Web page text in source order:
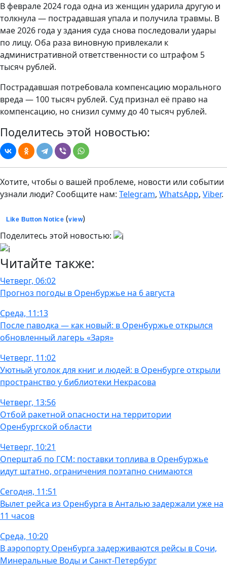
В феврале 2024 года одна из женщин ударила другую и
толкнула — пострадавшая упала и получила травмы. В
мае 2026 года у здания суда снова последовали удары
по лицу. Оба раза виновную привлекали к
административной ответственности со штрафом 5
тысяч рублей.
Пострадавшая потребовала компенсацию морального
вреда — 100 тысяч рублей. Суд признал её право на
компенсацию, но снизил сумму до 40 тысяч рублей.
Поделитесь этой новостью:
Хотите, чтобы о вашей проблеме, новости или событии
узнали люди? Сообщите нам: Telegram, WhatsApp, Viber.
Like Button Notice (view)
Поделитесь этой новостью:
Читайте также:
Четверг, 06:02
Прогноз погоды в Оренбуржье на 6 августа
Среда, 11:13
После паводка — как новый: в Оренбуржье открылся
обновленный лагерь «Заря»
Четверг, 11:02
Уютный уголок для книг и людей: в Оренбурге открыли
пространство у библиотеки Некрасова
Четверг, 13:56
Отбой ракетной опасности на территории
Оренбургской области
Четверг, 10:21
Оперштаб по ГСМ: поставки топлива в Оренбуржье
идут штатно, ограничения поэтапно снимаются
Сегодня, 11:51
Вылет рейса из Оренбурга в Анталью задержали уже на
11 часов
Среда, 10:20
В аэропорту Оренбурга задерживаются рейсы в Сочи,
Минеральные Воды и Санкт-Петербург